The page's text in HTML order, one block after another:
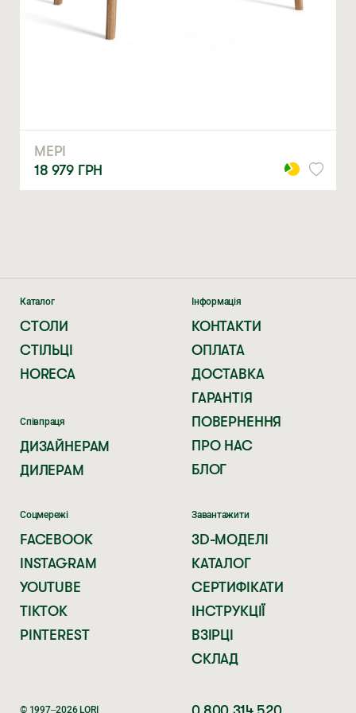
МЕРІ
18 979 ГРН
© 1997–2026 LORI
Каталог
СТОЛИ
СТІЛЬЦІ
HORECA
Співпраця
ДИЗАЙНЕРАМ
ДИЛЕРАМ
Інформація
КОНТАКТИ
ОПЛАТА
ДОСТАВКА
ГАРАНТІЯ
ПОВЕРНЕННЯ
ПРО НАС
БЛОГ
Соцмережі
FACEBOOK
INSTAGRAM
YOUTUBE
TIKTOK
PINTEREST
Завантажити
3D-МОДЕЛІ
КАТАЛОГ
СЕРТИФІКАТИ
ІНСТРУКЦІЇ
ВЗІРЦІ
СКЛАД
ЗАМОВИТИ